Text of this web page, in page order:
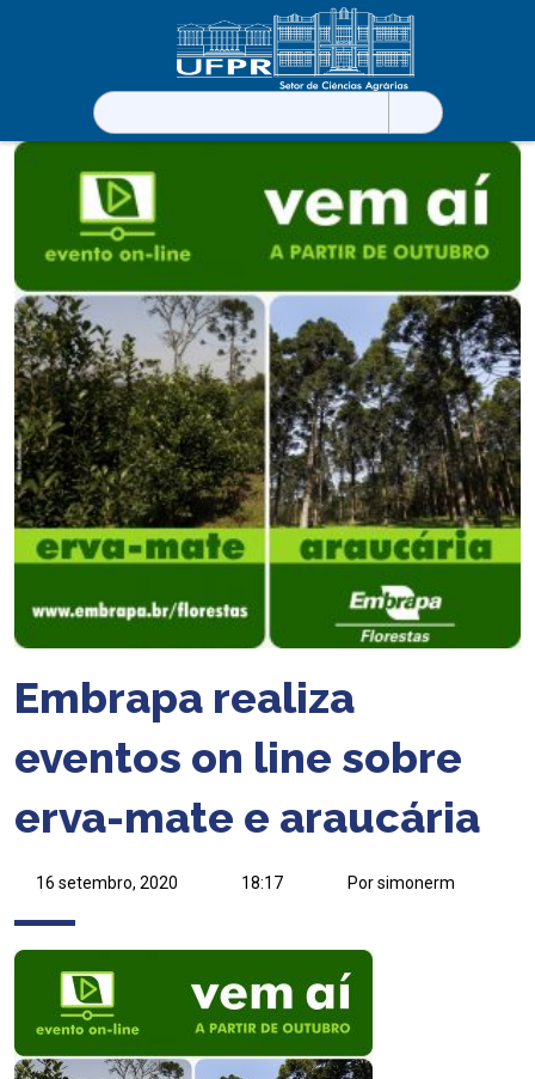
Pesquisar
por:
Embrapa realiza
eventos on line sobre
erva-mate e araucária
16 setembro, 2020 18:17 Por simonerm